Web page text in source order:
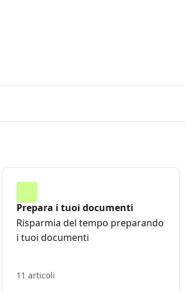
Prepara i tuoi documenti
Risparmia del tempo preparando
i tuoi documenti
11 articoli